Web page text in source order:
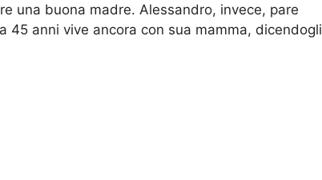
una buona madre. Alessandro, invece, pare
45 anni vive ancora con sua mamma, dicendogli